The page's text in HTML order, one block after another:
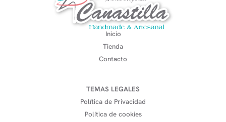
Inicio
Tienda
Contacto
TEMAS LEGALES
Política de Privacidad
Política de cookies